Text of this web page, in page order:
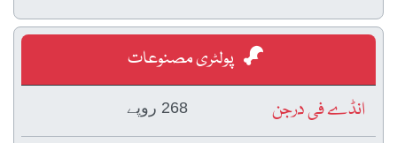
پولٹری مصنوعات
انڈے فی درجن
268 روپے